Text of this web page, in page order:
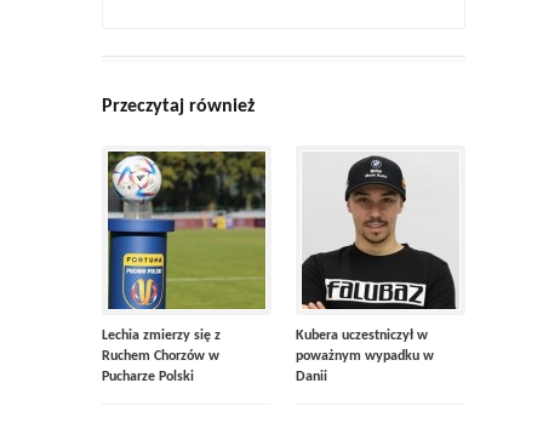
Przeczytaj również
Lechia zmierzy się z
Ruchem Chorzów w
Pucharze Polski
Kubera uczestniczył w
poważnym wypadku w
Danii